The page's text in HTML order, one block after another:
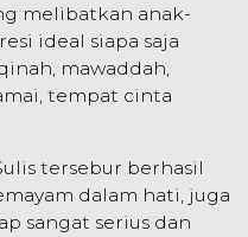
melibatkan anak-
ideal siapa saja
mawaddah,
tempat cinta
tersebur berhasil
dalam hati, juga
sangat serius dan